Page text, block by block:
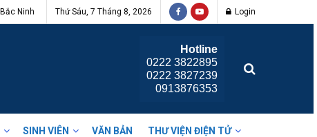
Bắc Ninh Thứ Sáu, 7 Tháng 8, 2026 Login
Hotline
0222 3822895
0222 3827239
0913876353
SINH VIÊN VĂN BẢN THƯ VIỆN ĐIỆN TỬ